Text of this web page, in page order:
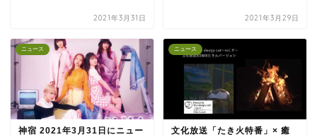
2021年3月31日 2021年3月29日
ニュース
神宿 2021年3月31日にニュー
ニュース
文化放送「たき火特番」× 癒